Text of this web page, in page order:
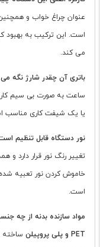
عنوان چراغ خواب و
است. این ترکیب به
می کند.
باتری آن چقدر شارژ نگه می
ساعت به صورت بی سیم
یا یک شیفت کاری مناسب
نور دستگاه قابل تنظیم
تغییر رنگ نور قرار دارد
خاموش کردن نور تعبیه
است.
مواد سازنده بدنه از چه
PET و پلی پروپیلن
ساخته